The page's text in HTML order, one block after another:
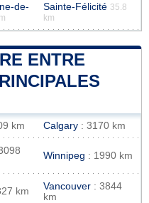
de-
Sainte-Félicité 35.8
km
ENTRE
km Calgary : 3170 km
Winnipeg : 1990 km
km Vancouver : 3844
km